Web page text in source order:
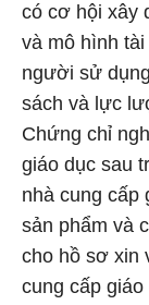
có cơ hội xây
và mô hình
người sử
sách và lực
Chứng chỉ
giáo dục sau
nhà cung cấp
sản phẩm và
cho hồ sơ xin
cung cấp